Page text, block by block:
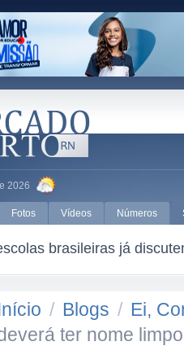
2026
Fotos Vídeos Números
brasileiras já
/ Blogs / Ei,
ter nome